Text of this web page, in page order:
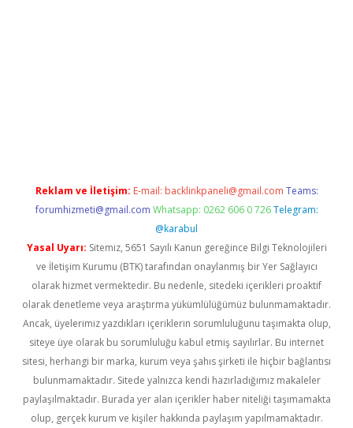
Reklam ve İletişim: E-mail: backlinkpaneli@gmail.com Teams:
forumhizmeti@gmail.com Whatsapp: 0262 606 0 726 Telegram:
@karabul
Yasal Uyarı: Sitemiz, 5651 Sayılı Kanun gereğince Bilgi Teknolojileri
ve İletişim Kurumu (BTK) tarafından onaylanmış bir Yer Sağlayıcı
olarak hizmet vermektedir. Bu nedenle, sitedeki içerikleri proaktif
olarak denetleme veya araştırma yükümlülüğümüz bulunmamaktadır.
Ancak, üyelerimiz yazdıkları içeriklerin sorumluluğunu taşımakta olup,
siteye üye olarak bu sorumluluğu kabul etmiş sayılırlar. Bu internet
sitesi, herhangi bir marka, kurum veya şahıs şirketi ile hiçbir bağlantısı
bulunmamaktadır. Sitede yalnızca kendi hazırladığımız makaleler
paylaşılmaktadır. Burada yer alan içerikler haber niteliği taşımamakta
olup, gerçek kurum ve kişiler hakkında paylaşım yapılmamaktadır.